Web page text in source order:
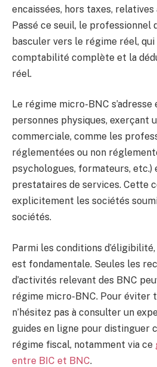
encaissées, hors taxes,
Passé ce seuil, le
basculer vers le régime réel, qui
comptabilité complète et la
réel.
Le régime micro-BNC
personnes physiques, exerçant
commerciale, comme les
réglementées ou non
psychologues, formateurs, etc.)
prestataires de services. Cette
explicitement les sociétés
sociétés.
Parmi les conditions
est fondamentale. Seules les
d’activités relevant des BNC
régime micro-BNC. Pour éviter
n’hésitez pas à consulter un
guides en ligne pour distinguer
régime fiscal, notamment via ce
entre BIC et BNC.